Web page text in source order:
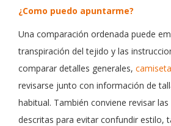
¿Como puedo apuntarme?
Una comparación ordenada puede
transpiración del tejido y las
comparar detalles generales,
revisarse junto con información de
habitual. También conviene revisar
descritas para evitar confundir estilo,